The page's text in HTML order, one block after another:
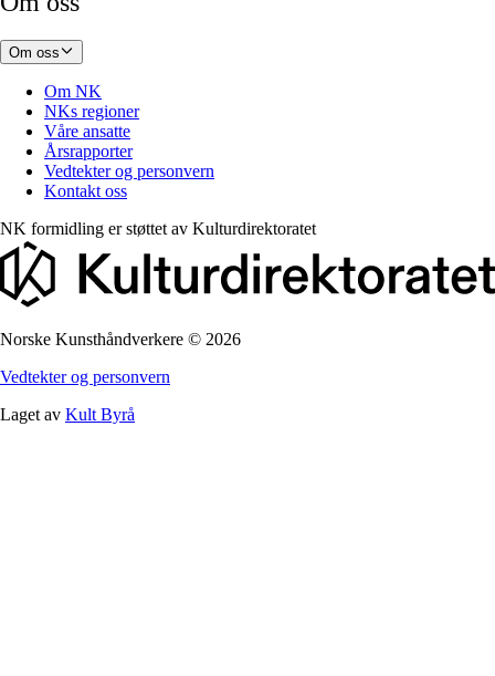
Om oss
Om NK
NKs regioner
Våre ansatte
Årsrapporter
Vedtekter og personvern
Kontakt oss
NK formidling er støttet av Kulturdirektoratet
Norske Kunsthåndverkere © 2026
Vedtekter og personvern
Laget av Kult Byrå